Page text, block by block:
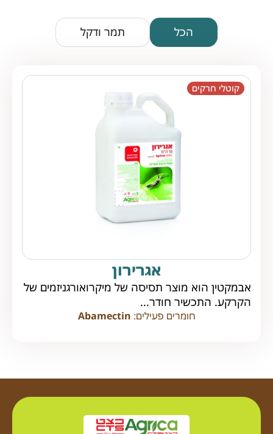
הכל תמר ודקל
קוטלי חרקים
אגרירון
אבמקטין הוא מוצר תסיסה של מיקרואורגניזמים של
הקרקע. התכשיר חודר...
חומרים פעילים: Abamectin